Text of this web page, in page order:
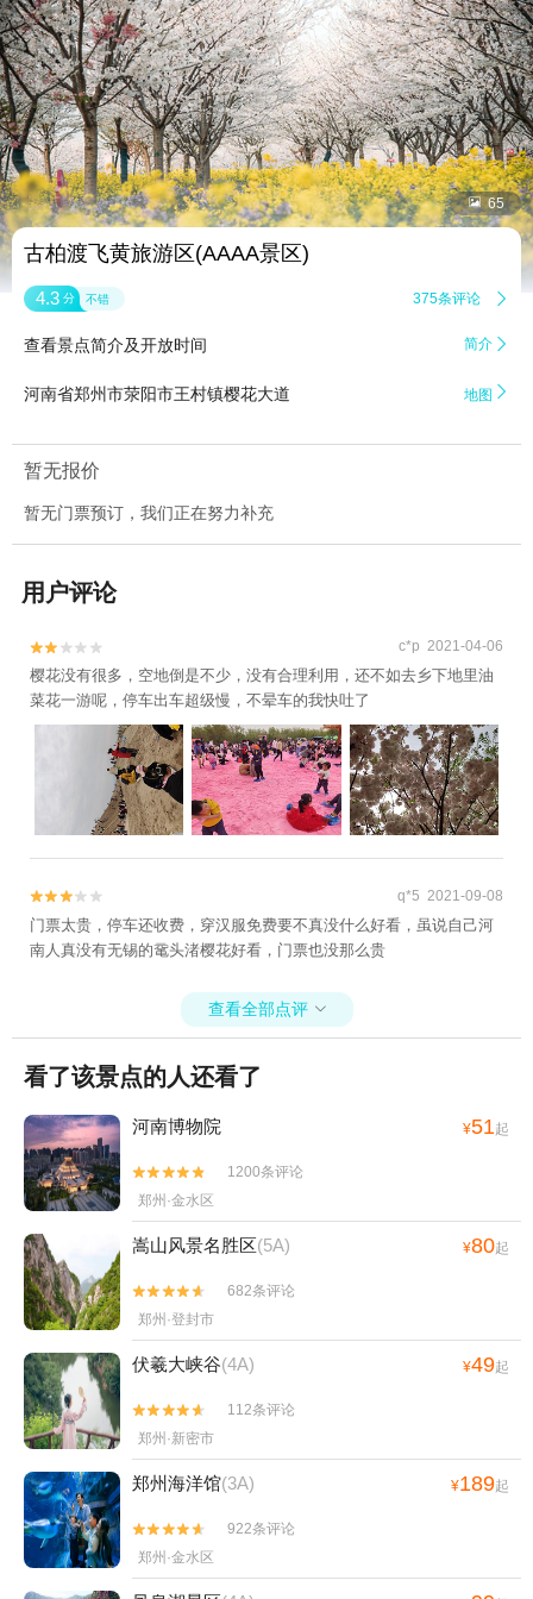
 65
古柏渡飞黄旅游区(AAAA景区)
4.3 分 不错 375条评论 
查看景点简介及开放时间 简介 
河南省郑州市荥阳市王村镇樱花大道 地图 
暂无报价
暂无门票预订，我们正在努力补充
用户评论

 c*p 2021-04-06
樱花没有很多，空地倒是不少，没有合理利用，还不如去乡下地里油
菜花一游呢，停车出车超级慢，不晕车的我快吐了

 q*5 2021-09-08
门票太贵，停车还收费，穿汉服免费要不真没什么好看，虽说自己河
南人真没有无锡的鼋头渚樱花好看，门票也没那么贵
查看全部点评 
看了该景点的人还看了
河南博物院 ¥51起


1200条评论
郑州·金水区
嵩山风景名胜区(5A) ¥80起


682条评论
郑州·登封市
伏羲大峡谷(4A) ¥49起


112条评论
郑州·新密市
郑州海洋馆(3A) ¥189起


922条评论
郑州·金水区
